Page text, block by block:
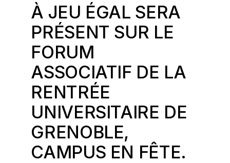
À JEU ÉGAL SERA
PRÉSENT SUR LE
FORUM
ASSOCIATIF DE LA
RENTRÉE
UNIVERSITAIRE DE
GRENOBLE,
CAMPUS EN FÊTE.